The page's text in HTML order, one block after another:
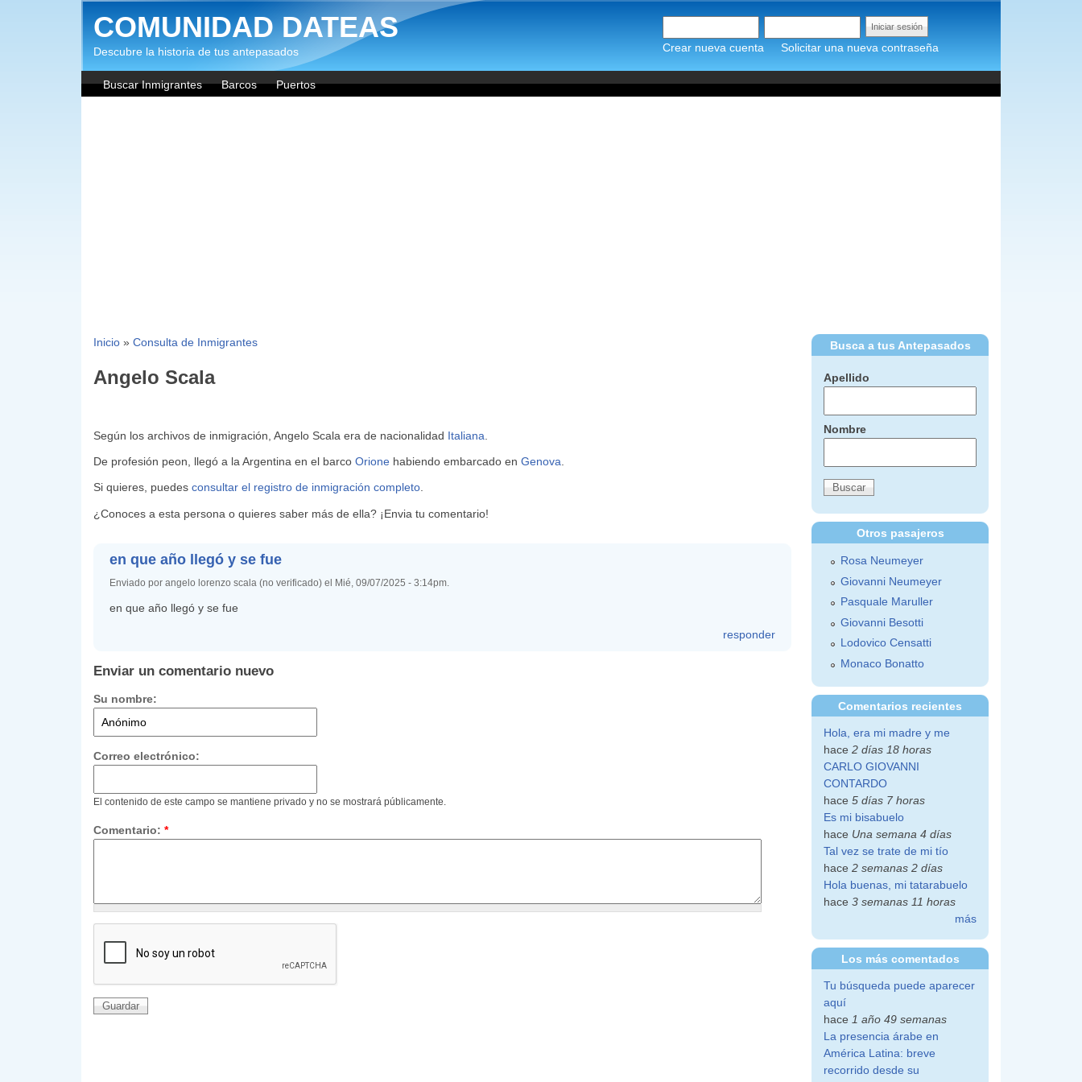
Pasar al contenido principal
Crear nueva cuenta Solicitar una nueva contraseña
COMUNIDAD DATEAS
Descubre la historia de tus antepasados
Buscar Inmigrantes Barcos Puertos
Inicio» Consulta de Inmigrantes
Angelo Scala
Según los archivos de inmigración, Angelo Scala era de nacionalidad Italiana
De profesión peon, llegó a la Argentina en el barco Orionehabiendo embarcado en Genova.
Si quieres, puedes consultar el registro de inmigración completo.
¿Conoces a esta persona o quieres saber más de ella? ¡Envia tu comentario!
en que año llegó y se fue
Enviado por angelo lorenzo scala (no verificado) el Mié, 09/07/2025 - 3:14pm.
en que año llegó y se fue
responder
Enviar un comentario nuevo
Su nombre:
Correo electrónico:
El contenido de este campo se mantiene privado y no se mostrará públicamente.
Comentario: *
Busca a tus Antepasados
Apellido
Nombre
Otros pasajeros
Rosa Neumeyer
Giovanni Neumeyer
Pasquale Maruller
Giovanni Besotti
Lodovico Censatti
Monaco Bonatto
Comentarios recientes
Hola, era mi madre y me
hace2 días 18 horas
CARLO GIOVANNI
CONTARDO
hace5 días 7 horas
Es mi bisabuelo
hace Una semana 4 días
Tal vez se trate de mi tío
hace2 semanas 2 días
Hola buenas, mi tatarabuelo
hace3 semanas 11 horas
más
Los más comentados
Tu búsqueda puede aparecer
aquí
hace 1 año 49 semanas
La presencia árabe en
América Latina: breve
recorrido desde su